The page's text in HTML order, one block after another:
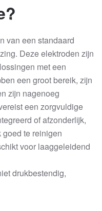
van een standaard
Deze elektroden zijn
met een
een groot bereik, zijn
zijn nagenoeg
een zorgvuldige
of afzonderlijk,
te reinigen
voor laaggeleidend
drukbestendig,